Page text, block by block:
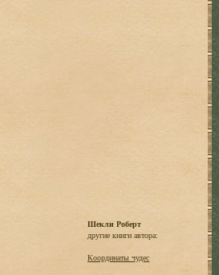
Шекли Роберт
другие книги автора:
Координаты чудес